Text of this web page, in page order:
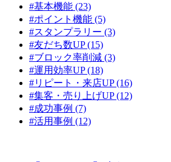
#基本機能 (23)
#ポイント機能 (5)
#スタンプラリー (3)
#友だち数UP (15)
#ブロック率削減 (3)
#運用効率UP (18)
#リピート・来店UP (16)
#集客・売り上げUP (12)
#成功事例 (7)
#活用事例 (12)